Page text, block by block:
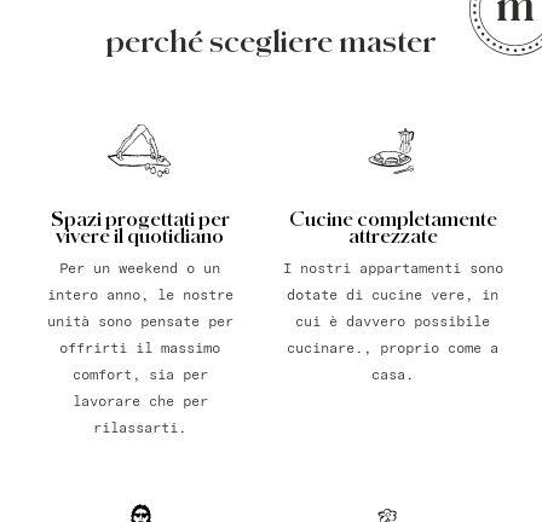
perché scegliere master
Spazi progettati per
vivere il quotidiano
Per un weekend o un
intero anno, le nostre
unità sono pensate per
offrirti il massimo
comfort, sia per
lavorare che per
rilassarti.
Cucine completamente
attrezzate
I nostri appartamenti sono
dotate di cucine vere, in
cui è davvero possibile
cucinare., proprio come a
casa.